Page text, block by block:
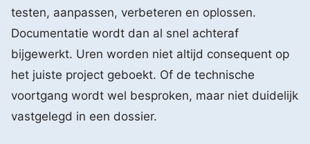
testen, aanpassen, verbeteren en oplossen.
Documentatie wordt dan al snel achteraf
bijgewerkt. Uren worden niet altijd consequent op
het juiste project geboekt. Of de technische
voortgang wordt wel besproken, maar niet duidelijk
vastgelegd in een dossier.